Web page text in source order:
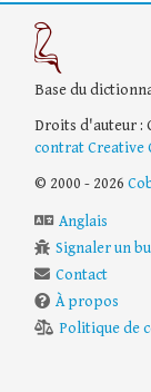
Base du
Droits d'auteur :
contrat Creative
© 2000 - 2026
Anglais
Signaler un
Contact
À propos
Politique de